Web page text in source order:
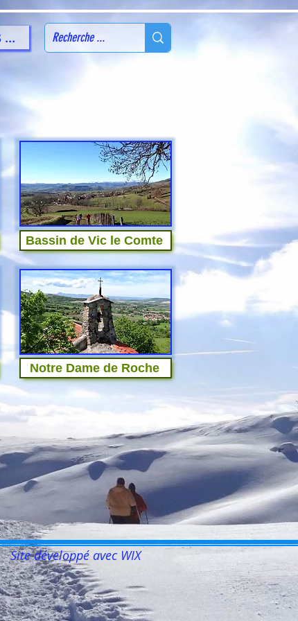
...
Bassin de Vic le Comte
Notre Dame de Roche
Site développé avec WIX